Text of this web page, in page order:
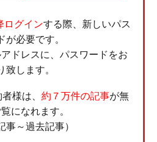
ログインする際、新しいパス
が必要です。
ドレスに、パスワードをお
致します。
様は、 約７万件の記事が無
になれます。
事～過去記事）